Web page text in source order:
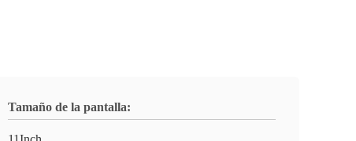
Tamaño de la pantalla: